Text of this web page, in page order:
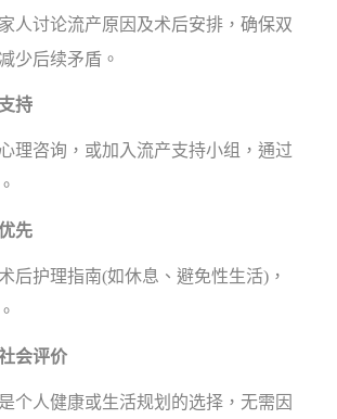
讨论流产原因及术后安排，确保双
少后续矛盾。
持
咨询，或加入流产支持小组，通过
先
护理指南(如休息、避免性生活)，
会评价
人健康或生活规划的选择，无需因